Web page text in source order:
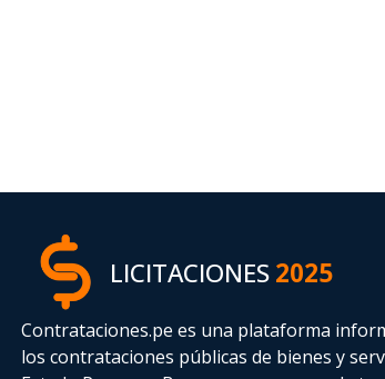
LICITACIONES2025
Contrataciones.pe es una plataforma
los contrataciones públicas de bienes y